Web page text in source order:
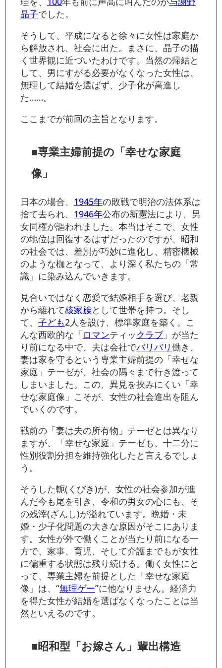
晶子でした。
そうして、平成になると徐々に女性は家庭か
ら解放され、社会に出た。まさに、晶子の描
く世界観に近づいたわけです。当然の帰結と
して、男にすがる必要がなくなった女性は、
無理して結婚を選ばず、少子化が高進し
た……。
ここまでが前回の主旨となります。
■専業主婦前提の「幸せな家庭
像」
日本の場合、 1945年の敗戦で明治の法体系は
捨て去られ、 1946年公布の新憲法により、男
女同権が謳われました。本当はそこで、女性
の地位は回復するはずだったのですが、昭和
の社会では、差別が巧妙に進化し、精密機械
のような枷となって、より深く私たちの「常
識」に染み込んでいきます。
見合いではなく恋愛で結婚相手を選び、老親
から離れて核家族として世帯を持つ。そし
て、 子ども2人を設け、標準家庭を築く。こ
んな西欧的な「ロマンティッ クラブ」が当た
り前になる中で、夫は会社でバリバリ働き、
妻は家を守るという専業主婦前提の「幸せな
家庭」テーゼが、社会の隅々まで行き渡って
しまいました。この、異見を挟みにくい「幸
せな家庭像」こそが、女性の社会進出を阻ん
でいくのです。
戦前の「妻は夫の所有物」テーゼとは異なり
ますが、「幸せな家庭」テーゼも、十二分に
性別役割分担を維持強化したと言えるでしょ
う。
そうした軛(くびき)が、女性の社会参加が進
んだ今も尾を引き、令和の男女の心にも、そ
の残滓(ざんし)が溢れています。晩婚・未
婚・少子化問題の大きな原因がそこにありま
す。女性が外で働くことが当たり前になる一
方で、家事、育児、そして介護までもが女性
に偏重する状態は残り続ける。働く女性にと
って、専業主婦を前提とした「幸せな家庭
像」は、“無理ゲー”に他なりません。経済力
を得た女性が結婚を選ばなくなったことは当
然といえるのです。
■昭和型「お嫁さん」輩出構造